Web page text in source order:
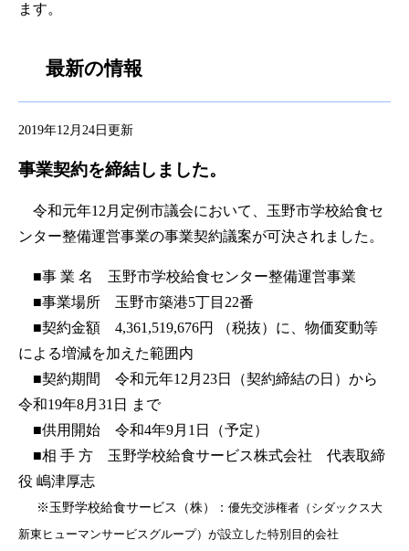
ます。
最新の情報
2019年12月24日更新
事業契約を締結しました。
令和元年12月定例市議会において、玉野市学校給食セ
ンター整備運営事業の事業契約議案が可決されました。
■事 業 名 玉野市学校給食センター整備運営事業
■事業場所 玉野市築港5丁目22番
■契約金額 4,361,519,676円 （税抜）に、物価変動等
による増減を加えた範囲内
■契約期間 令和元年12月23日（契約締結の日）から
令和19年8月31日 まで
■供用開始 令和4年9月1日（予定）
■相 手 方 玉野学校給食サービス株式会社 代表取締
役 嶋津厚志
※玉野学校給食サービス（株）： 優先交渉権者（シダックス大
新東ヒューマンサービスグループ）が設立した特別目的会社